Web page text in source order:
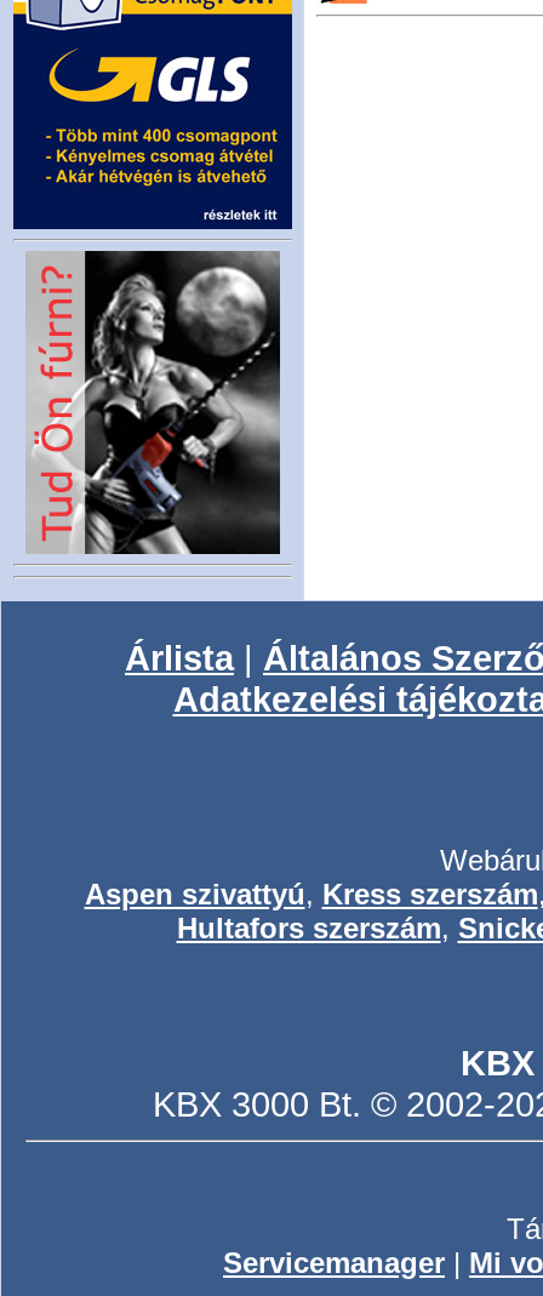
Árlista| Általános
Adatkezelési
Aspen szivattyú, Kress szerszám
Hultafors szerszám,
KBX 3000 Bt. © 2002-
Servicemanager | Mi